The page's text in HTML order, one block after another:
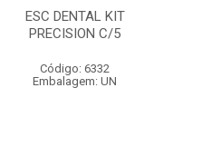
ESC DENTAL KIT
PRECISION C/5
Código: 6332
Embalagem: UN